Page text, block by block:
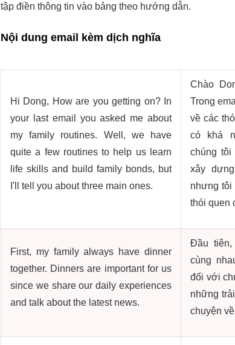
tập điền thông tin vào bảng theo hướng dẫn.
Nội dung email kèm dịch nghĩa
Hi Dong, How are you getting on? In
your last email you asked me about
my family routines. Well, we have
quite a few routines to help us learn
life skills and build family bonds, but
I'll tell you about three main ones.
Chào
Trong
về các
có khá
chúng tôi
xây
nhưng tôi
thói quen
First, my family always have dinner
together. Dinners are important for us
since we share our daily experiences
and talk about the latest news.
Đầu
cùng
đối với
những
chuyện